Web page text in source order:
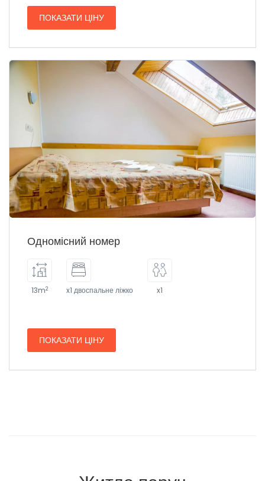
ПОКАЗАТИ ЦІНУ
Одномісний номер
13m2 x1 двоспальне ліжко x1
ПОКАЗАТИ ЦІНУ